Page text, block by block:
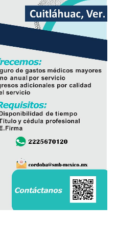
estrategia de seguridad
la coordinación con
la seguridad pública.